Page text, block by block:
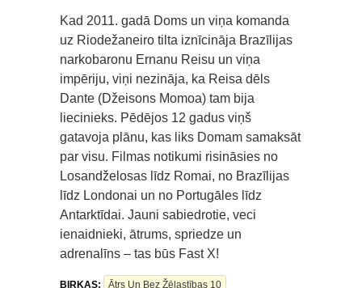
Kad 2011. gadā Doms un viņa komanda
uz Riodežaneiro tilta iznīcināja Brazīlijas
narkobaronu Ernanu Reisu un viņa
impēriju, viņi nezināja, ka Reisa dēls
Dante (Džeisons Momoa) tam bija
liecinieks. Pēdējos 12 gadus viņš
gatavoja plānu, kas liks Domam samaksāt
par visu. Filmas notikumi risināsies no
Losandželosas līdz Romai, no Brazīlijas
līdz Londonai un no Portugāles līdz
Antarktīdai. Jauni sabiedrotie, veci
ienaidnieki, ātrums, spriedze un
adrenalīns – tas būs Fast X!
BIRKAS: Ātrs Un Bez Žēlastības 10